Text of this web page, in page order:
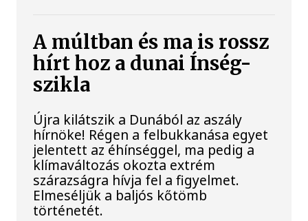
A múltban és ma is rossz
hírt hoz a dunai Ínség-
szikla
Újra kilátszik a Dunából az aszály
hírnöke! Régen a felbukkanása egyet
jelentett az éhínséggel, ma pedig a
klímaváltozás okozta extrém
szárazságra hívja fel a figyelmet.
Elmeséljük a baljós kőtömb
történetét.